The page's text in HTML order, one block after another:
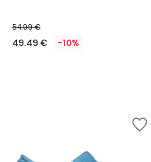
54.99 €
49.49 € -10%